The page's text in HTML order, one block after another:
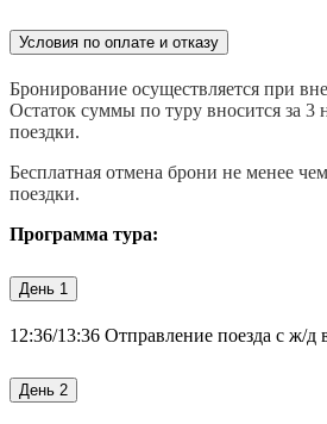
Условия по оплате и отказу
Бронирование осуществляется при
Остаток суммы по туру вносится за 3
поездки.
Бесплатная отмена брони не менее
поездки.
Программа тура:
День 1
12:36/13:36 Отправление поезда с ж/д
День 2